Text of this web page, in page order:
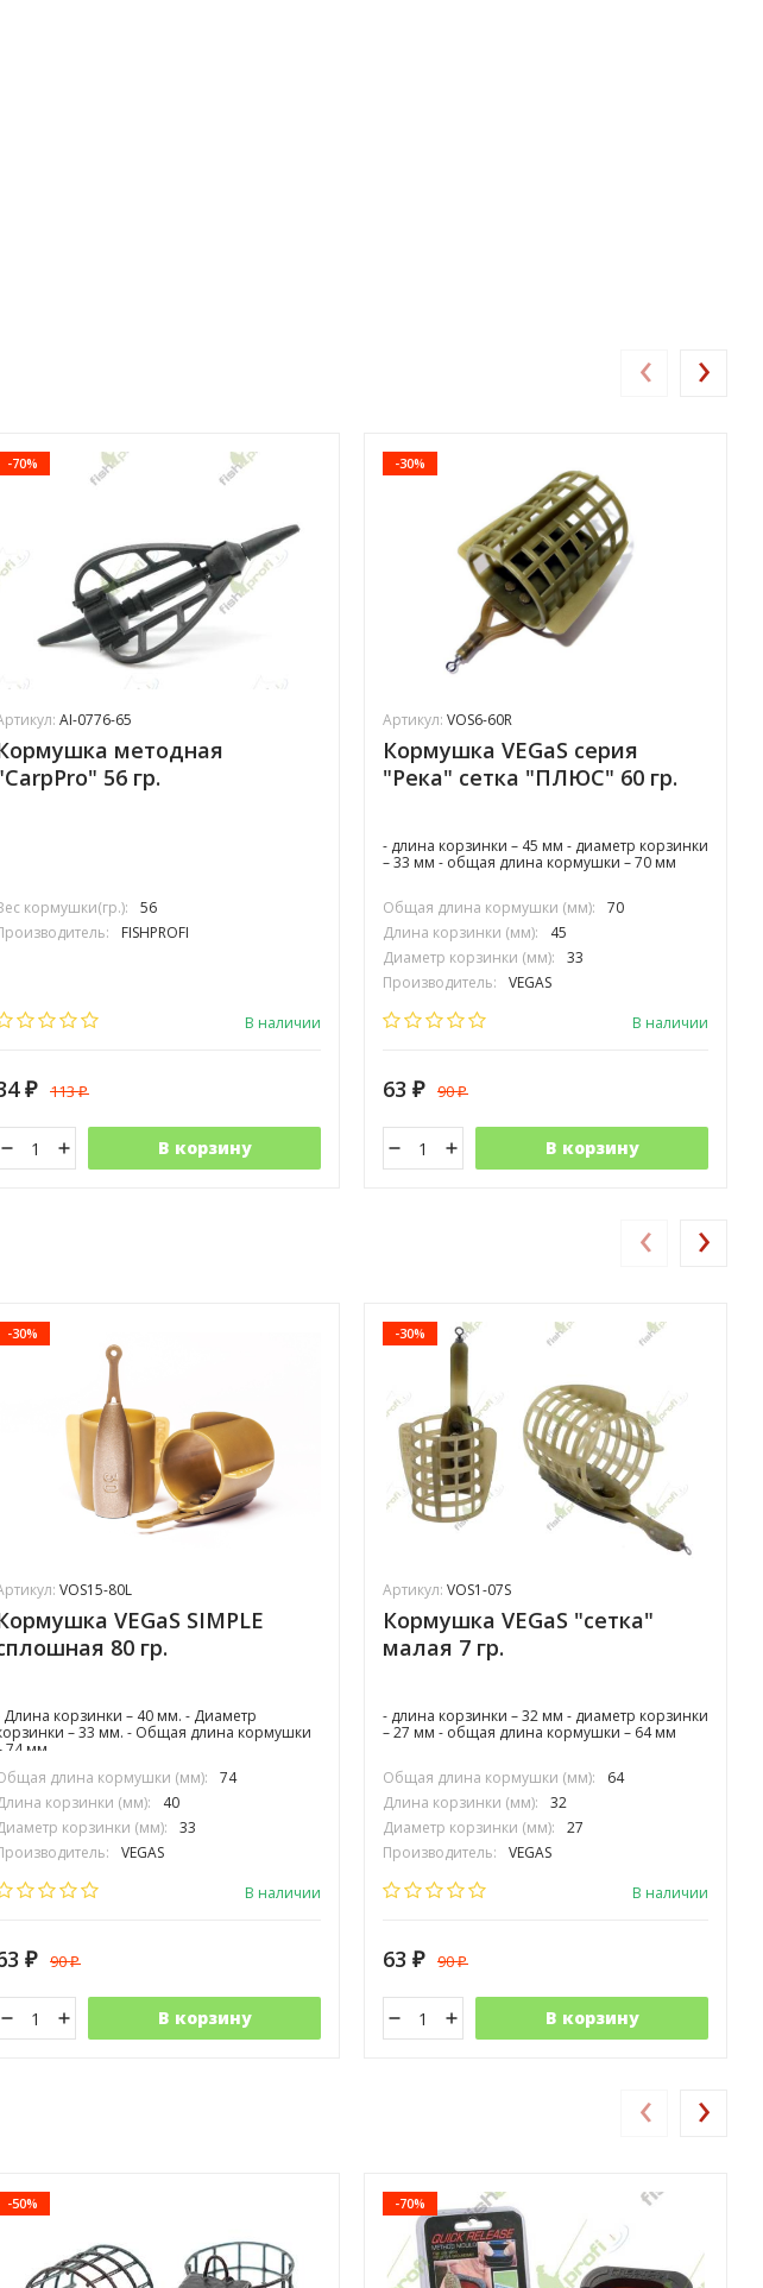
-70%
AI-0776-65
методная
56 гр.
кормушки(гр.):
56
FISHPROFI
В наличии
₽ 113₽
В корзину
-30%
Артикул: VOS6-60R
Кормушка VEGaS серия
"Река" сетка "ПЛЮС" 60 гр.
- длина корзинки – 45 мм - диаметр корзинки
– 33 мм - общая длина кормушки – 70 мм
Общая длина кормушки (мм):
70
Длина корзинки (мм):
45
Диаметр корзинки (мм):
33
Производитель:
VEGAS
В наличии
63 ₽ 90₽
В корзину
‹ ›
-30%
VOS15-80L
VEGaS SIMPLE
80 гр.
Длина корзинки – 40 мм. - Диаметр
– 33 мм. - Общая длина кормушки
74 мм.
длина кормушки (мм):
74
корзинки (мм):
40
корзинки (мм):
33
VEGAS
В наличии
₽ 90₽
В корзину
-30%
Артикул: VOS1-07S
Кормушка VEGaS "сетка"
малая 7 гр.
- длина корзинки – 32 мм - диаметр корзинки
– 27 мм - общая длина кормушки – 64 мм
Общая длина кормушки (мм):
64
Длина корзинки (мм):
32
Диаметр корзинки (мм):
27
Производитель:
VEGAS
В наличии
63 ₽ 90₽
В корзину
‹ ›
-50% -70%
‹ ›